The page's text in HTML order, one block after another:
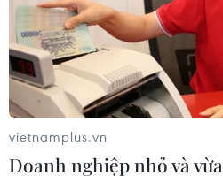
Các chương trình tọa đàm, giới
đọc sẽ được tổ chức thường
vietnamplus.vn
Doanh nghiệp nhỏ và